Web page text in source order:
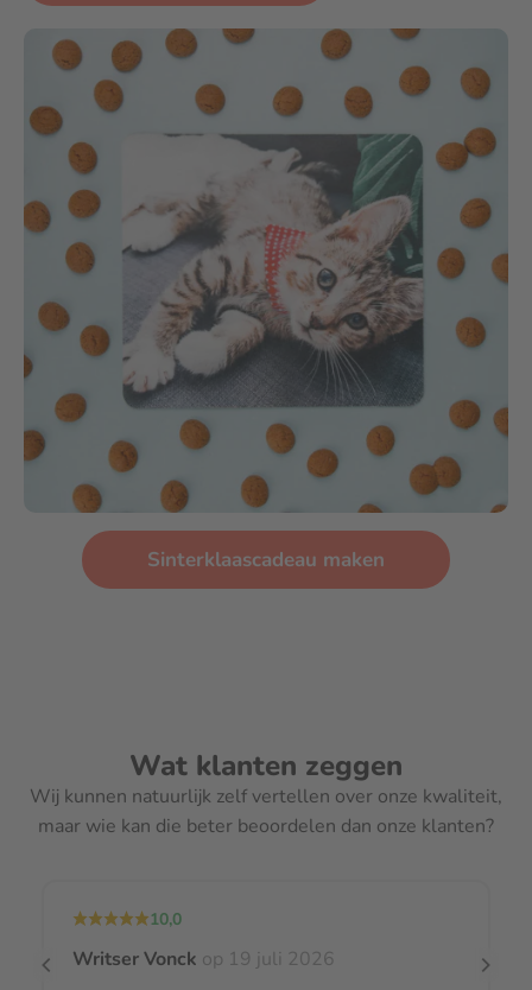
Sinterklaascadeau maken
Wat klanten zeggen
Wij kunnen natuurlijk zelf vertellen over onze kwaliteit,
maar wie kan die beter beoordelen dan onze klanten?
10,0
Writser Vonck op 19 juli 2026